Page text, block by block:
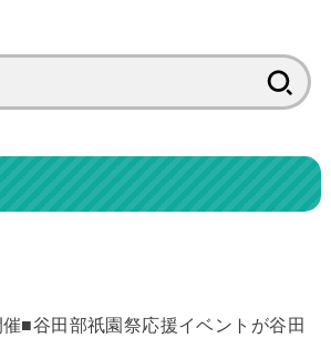
索:
■谷田部祇園祭応援イベントが谷田